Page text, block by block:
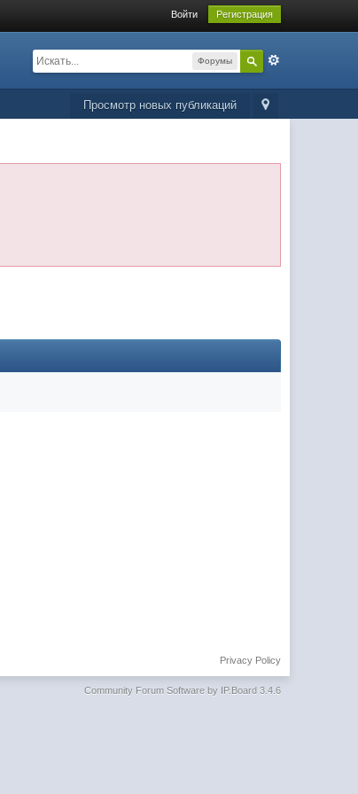
Войти Регистрация
Форумы
Просмотр новых публикаций
Privacy Policy
Community Forum Software by IP.Board 3.4.6